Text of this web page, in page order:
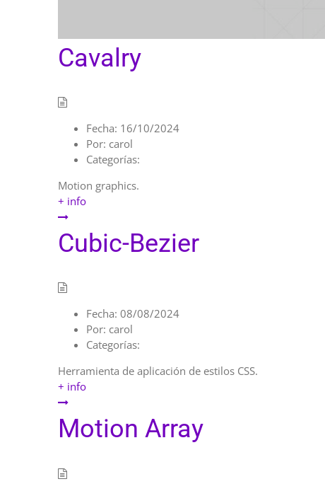
Cavalry
Fecha: 16/10/2024
Por: carol
Categorías:
Motion graphics.
+ info
Cubic-Bezier
Fecha: 08/08/2024
Por: carol
Categorías:
Herramienta de aplicación de estilos CSS.
+ info
Motion Array